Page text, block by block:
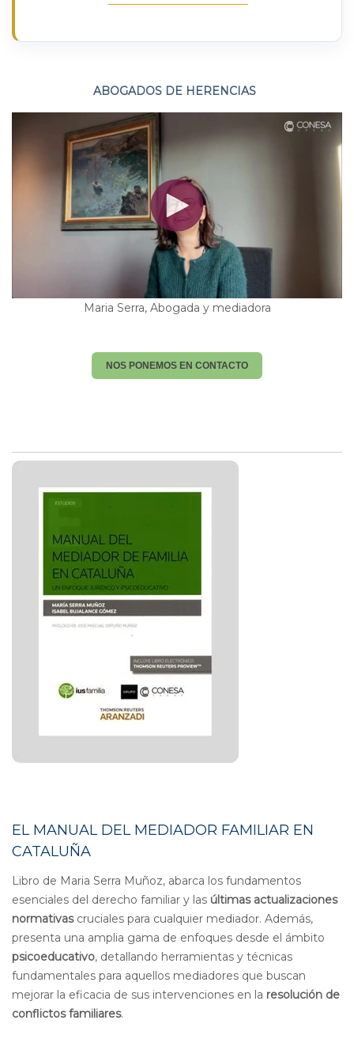
ABOGADOS DE HERENCIAS
Maria Serra, Abogada y mediadora
NOS PONEMOS EN CONTACTO
EL MANUAL DEL MEDIADOR FAMILIAR EN
CATALUÑA
Libro de Maria Serra Muñoz, abarca los fundamentos
esenciales del derecho familiar y las últimas actualizaciones
normativascruciales para cualquier mediador. Además,
presenta una amplia gama de enfoques desde el ámbito
psicoeducativo, detallando herramientas y técnicas
fundamentales para aquellos mediadores que buscan
mejorar la eficacia de sus intervenciones en la resolución de
conflictos familiares.